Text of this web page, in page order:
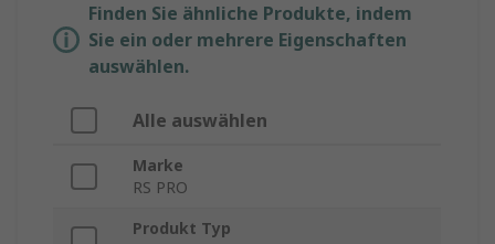
Finden Sie ähnliche Produkte, indem
Sie ein oder mehrere Eigenschaften
auswählen.
Alle auswählen
Marke
RS PRO
Produkt Typ